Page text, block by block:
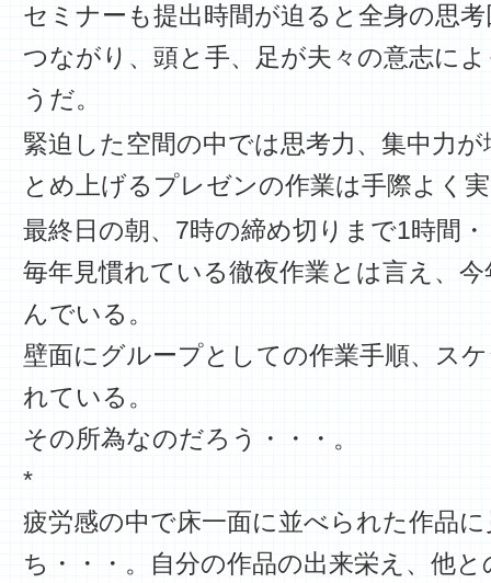
セミナーも提出時間が迫ると全身の思
つながり、頭と手、足が夫々の意志に
うだ。
緊迫した空間の中では思考力、集中力
とめ上げるプレゼンの作業は手際よく
最終日の朝、7時の締め切りまで1時間
毎年見慣れている徹夜作業とは言え、
んでいる。
壁面にグループとしての作業手順、ス
れている。
その所為なのだろう・・・。
*
疲労感の中で床一面に並べられた作品
ち・・・。自分の作品の出来栄え、他